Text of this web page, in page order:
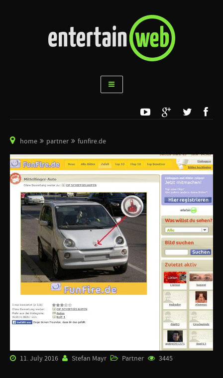
home partner funfire.de
11. July 2016 Stefan Mayr Partner 3445